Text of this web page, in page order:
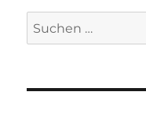
Suchen
nach: